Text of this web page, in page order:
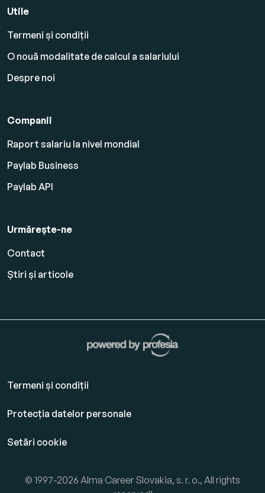
Utile
Termeni și condiții
O nouă modalitate de calcul a salariului
Despre noi
Companii
Raport salariu la nivel mondial
Paylab Business
Paylab API
Urmărește-ne
Contact
Știri și articole
Termeni și condiții
Protecția datelor personale
Setări cookie
© 1997-2026 Alma Career Slovakia, s. r. o., All rights